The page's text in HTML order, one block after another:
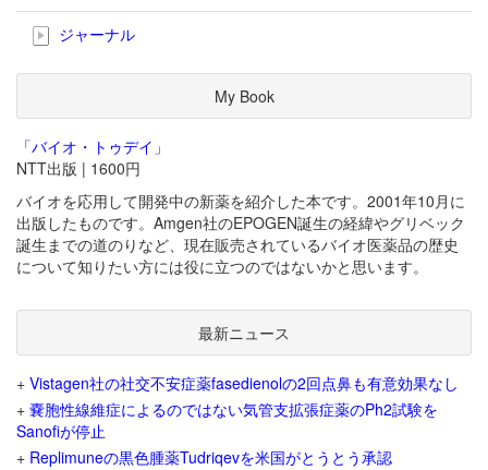
ジャーナル
My Book
「バイオ・トゥデイ」
NTT出版 | 1600円
バイオを応用して開発中の新薬を紹介した本です。2001年10月に
出版したものです。Amgen社のEPOGEN誕生の経緯やグリベック
誕生までの道のりなど、現在販売されているバイオ医薬品の歴史
について知りたい方には役に立つのではないかと思います。
最新ニュース
+ Vistagen社の社交不安症薬fasedienolの2回点鼻も有意効果なし
+ 嚢胞性線維症によるのではない気管支拡張症薬のPh2試験を
Sanofiが停止
+ Replimuneの黒色腫薬Tudriqevを米国がとうとう承認